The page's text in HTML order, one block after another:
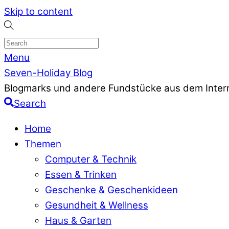
Skip to content
Menu
Seven-Holiday Blog
Blogmarks und andere Fundstücke aus dem
Search
Home
Themen
Computer & Technik
Essen & Trinken
Geschenke & Geschenkideen
Gesundheit & Wellness
Haus & Garten